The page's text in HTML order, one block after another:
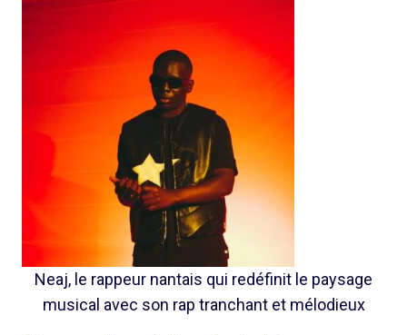
Neaj, le rappeur nantais qui redéfinit le paysage
musical avec son rap tranchant et mélodieux